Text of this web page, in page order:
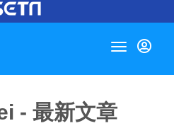
Toggle
- 最新文章